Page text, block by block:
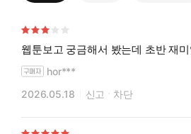
웹툰보고 궁금해서 봤는데 초반 재
hor***
2026.05.18
신고 차단